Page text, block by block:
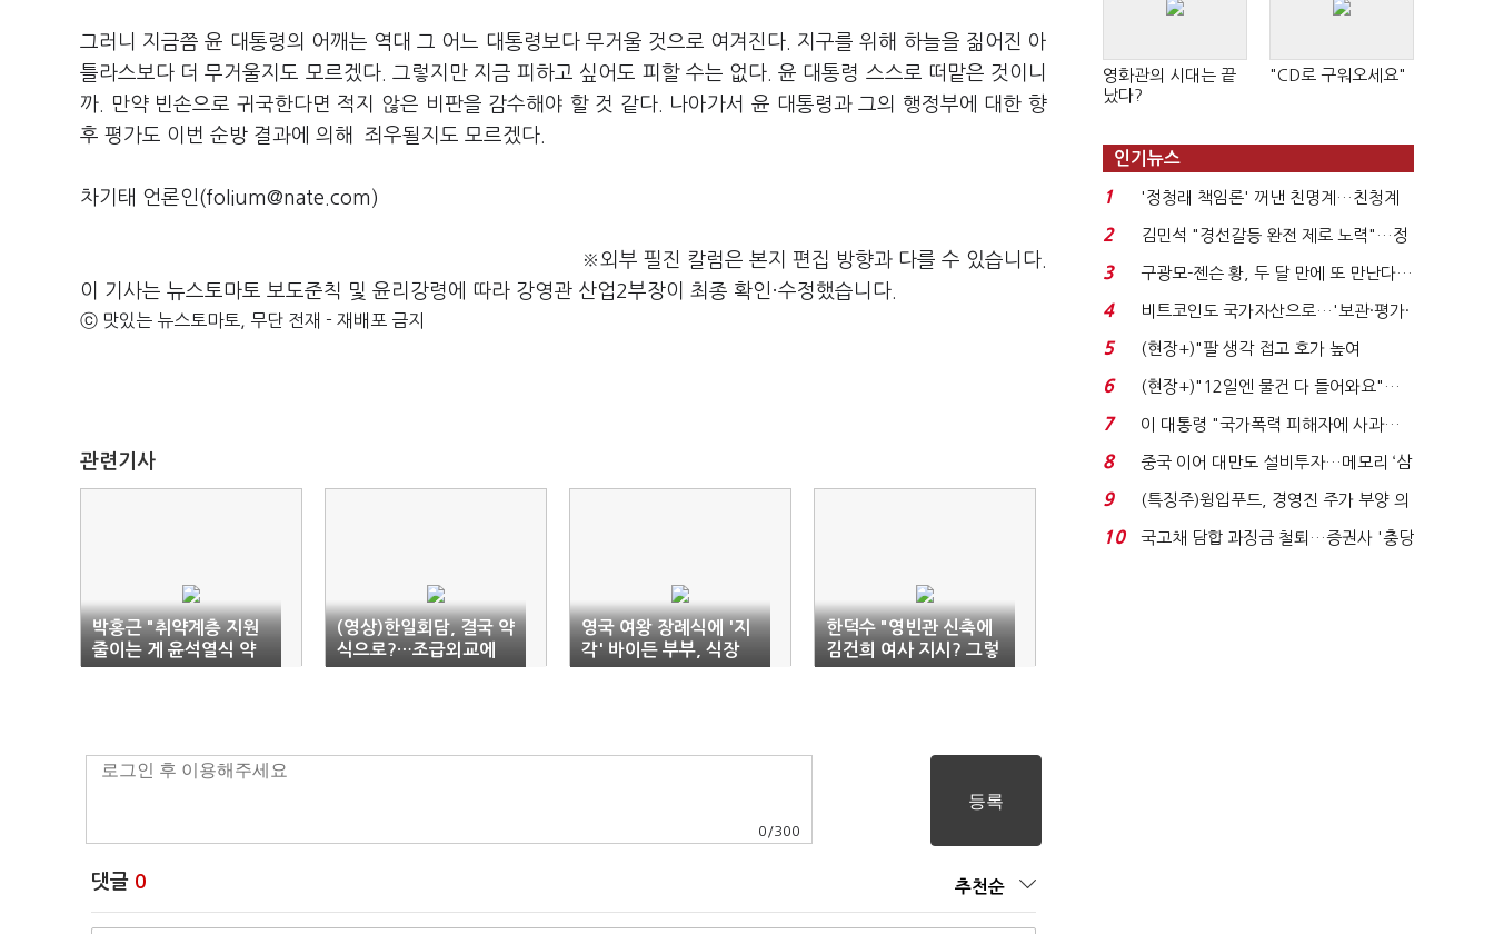
그러니 지금쯤 윤 대통령의 어깨는 역대 그 어느 대통령보다 무거울 것으로 여겨진다. 지구를 위해 하늘을 짊어진 아
틀라스보다 더 무거울지도 모르겠다. 그렇지만 지금 피하고 싶어도 피할 수는 없다. 윤 대통령 스스로 떠맡은 것이니
까. 만약 빈손으로 귀국한다면 적지 않은 비판을 감수해야 할 것 같다. 나아가서 윤 대통령과 그의 행정부에 대한 향
후 평가도 이번 순방 결과에 의해 죄우될지도 모르겠다.
차기태 언론인(folium@nate.com)
※외부 필진 칼럼은 본지 편집 방향과 다를 수 있습니다.
이 기사는 뉴스토마토 보도준칙 및 윤리강령에 따라 강영관 산업2부장이 최종 확인·수정했습니다.
ⓒ 맛있는 뉴스토마토, 무단 전재 - 재배포 금지
관련기사
박홍근 "취약계층 지원
줄이는 게 윤석열식 약
자 복지?"
(영상)한일회담, 결국 약
식으로?…조급외교에
주도권만 내줬다
영국 여왕 장례식에 '지
각' 바이든 부부, 식장
밖에서 대기
한덕수 "영빈관 신축에
김건희 여사 지시? 그렇
게 될 수 없어"
0 /300
댓글 0 추천순
영화관의 시대는 끝
났다?
"CD로 구워오세요"
인기뉴스
1
'정청래 책임론' 꺼낸 친명계…친청계
는 추가투표 때리기...
2
김민석 "경선갈등 완전 제로 노력"…정
청래 "반명 공세 사...
3
구광모-젠슨 황, 두 달 만에 또 만난다…
로봇·AI 등 논...
4
비트코인도 국가자산으로…'보관·평가·
처분' 기준은 ...
5
(현장+)"팔 생각 접고 호가 높여
요"…'덜 똘똘한 한 채' 20...
6
(현장+)"12일엔 물건 다 들어와요"…
빈 매대 채우며 문 연 ...
7
이 대통령 "국가폭력 피해자에 사과…
적극적 조사로 진...
8
중국 이어 대만도 설비투자…메모리 ‘삼
국전쟁’
9
(특징주)윙입푸드, 경영진 주가 부양 의
지에 상한가...
10
국고채 담합 과징금 철퇴…증권사 '충당